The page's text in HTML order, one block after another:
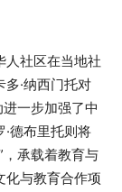
人社区在当地社
·纳西门托对
一步加强了中
德布里托则将
，承载着教育与
化与教育合作项